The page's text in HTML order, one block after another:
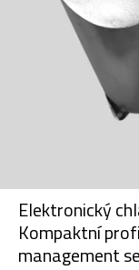
Elektronický
Kompaktní
management